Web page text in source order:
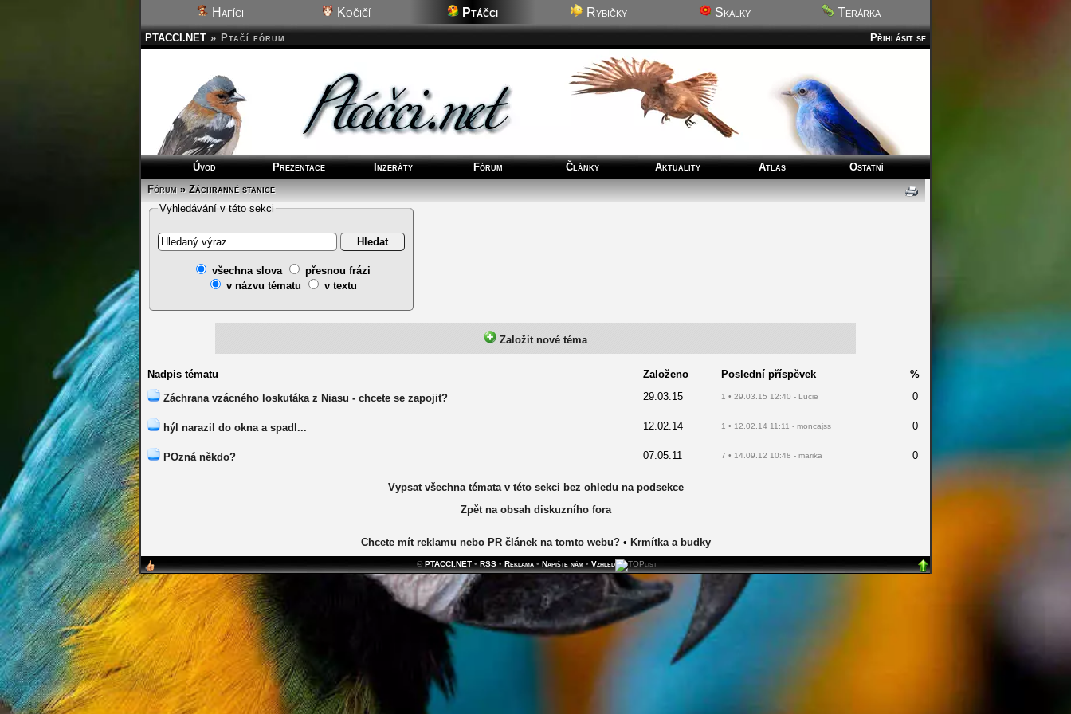
Hafíci Kočičí Ptáčci Rybičky Skalky Terárka
Přihlásit se
PTACCI.NET » Ptačí fórum
Úvod Prezentace Inzeráty Fórum Články Aktuality Atlas
Ostatní
Fórum»Záchranné stanice
Vyhledávání v této sekci
všechna slova
přesnou frázi
v názvu tématu
v textu
Založit nové téma
Nadpis tématu Založeno Poslední příspěvek
%
Záchrana vzácného loskutáka z Niasu - chcete se zapojit?
29.03.15 1 • 29.03.15 12:40 - Lucie 0
hýl narazil do okna a spadl... 12.02.14 1 • 12.02.14 11:11 - moncajss 0
POzná někdo? 07.05.11 7 • 14.09.12 10:48 - marika 0
Vypsat všechna témata v této sekci bez ohledu na podsekce
Zpět na obsah diskuzního fora
Chcete mít reklamu nebo PR článek na tomto webu?• Krmítka a budky
©PTACCI.NET • RSS • Reklama • Napište nám • Vzhled